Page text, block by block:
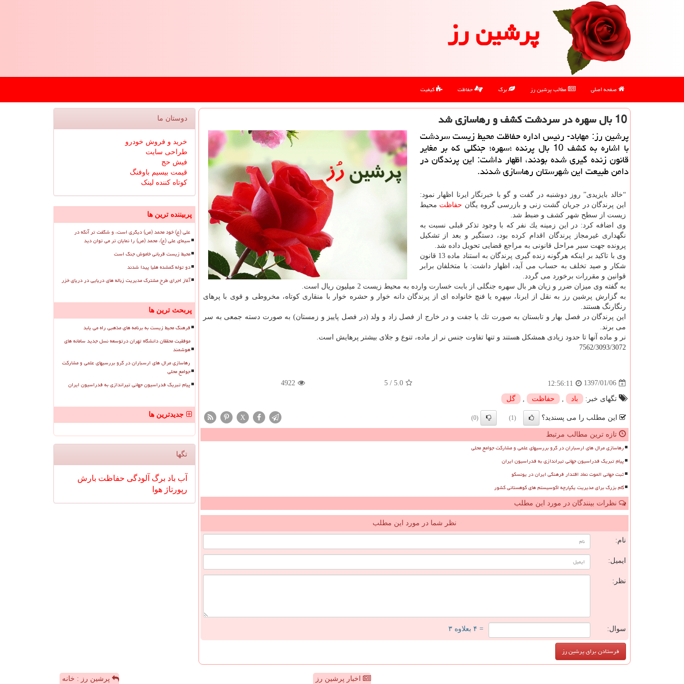
پرشین رز
صفحه اصلی مطالب پرشین رز برگ حفاظت کیفیت
10 بال سهره در سردشت كشف و رهاسازی شد
پرشین رز: مهاباد- رئیس اداره حفاظت محیط زیست سردشت
با اشاره به كشف 10 بال پرنده ؛سهره؛ جنگلی كه بر مغایر
قانون زنده گیری شده بودند، اظهار داشت: این پرندگان در
دامن طبیعت این شهرستان رهاسازی شدند.
“خالد بایزیدی” روز دوشنبه در گفت و گو با خبرنگار ایرنا اظهار نمود:
این پرندگان در جریان گشت زنی و بازرسی گروه یگان حفاظت محیط
زیست از سطح شهر كشف و ضبط شد.
وی اضافه كرد: در این زمینه یك نفر كه با وجود تذكر قبلی نسبت به
نگهداری غیرمجاز پرندگان اقدام كرده بود، دستگیر و بعد از تشكیل
پرونده جهت سیر مراحل قانونی به مراجع قضایی تحویل داده شد.
وی با تاكید بر اینكه هرگونه زنده گیری پرندگان به استناد ماده 13 قانون
شكار و صید تخلف به حساب می آید، اظهار داشت: با متخلفان برابر
قوانین و مقررات برخورد می گردد.
به گفته وی میزان ضرر و زیان هر بال سهره جنگلی از بابت خسارت وارده به محیط زیست 2 میلیون ریال است.
به گزارش پرشین رز به نقل از ایرنا، سِهرِه یا فنچ خانواده ای از پرندگان دانه خوار و حشره خوار با منقاری كوتاه، مخروطی و قوی با پرهای
رنگارنگ هستند.
این پرندگان در فصل بهار و تابستان به صورت تك یا جفت و در خارج از فصل زاد و ولد (در فصل پاییز و زمستان) به صورت دسته جمعی به سر
می برند.
نر و ماده آنها تا حدود زیادی همشكل هستند و تنها تفاوت جنس نر از ماده، تنوع و جلای بیشتر پرهایش است.
7562/3093/3072
1397/01/06
12:56:11
5.0
/
5
4922
تگهای خبر: باد حفاظت گل
این مطلب را می پسندید؟ (1)
(0)
X
تازه ترین مطالب مرتبط
رهاسازی مرال های ارسباران در گرو بررسیهای علمی و مشارکت جوامع محلی
پیام تبریک فدراسیون جهانی تیراندازی به فدراسیون ایران
ثبت جهانی الموت نماد اقتدار فرهنگی ایران در یونسکو
گام بزرگ برای مدیریت یکپارچه اکوسیستم های کوهستانی کشور
نظرات بینندگان در مورد این مطلب
نظر شما در مورد این مطلب
نام:
ایمیل:
نظر:
سوال: = ۴ بعلاوه ۳
دوستان ما
خرید و فروش خودرو
طراحی سایت
فیش حج
قیمت بیسیم باوفنگ
کوتاه کننده لینک
پربیننده ترین ها
علی (ع) خود محمد (ص) دیگری است، و شگفت تر آنکه در
سیمای علی (ع)، محمد (ص) را نمایان تر می توان دید
محیط زیست قربانی خاموش جنگ است
دو توله گمشده هلیا پیدا شدند
آغاز اجرای طرح مشترک مدیریت زباله های دریایی در دریای خزر
پربحث ترین ها
فرهنگ محیط زیست به برنامه های مذهبی راه می یابد
موفقیت محققان دانشگاه تهران درتوسعه نسل جدید سامانه های
هوشمند
رهاسازی مرال های ارسباران در گرو بررسیهای علمی و مشارکت
جوامع محلی
پیام تبریک فدراسیون جهانی تیراندازی به فدراسیون ایران
جدیدترین ها
تگها
آب باد برگ آلودگی حفاظت بارش
رپورتاژ هوا
اخبار پرشین رز پرشین رز : خانه